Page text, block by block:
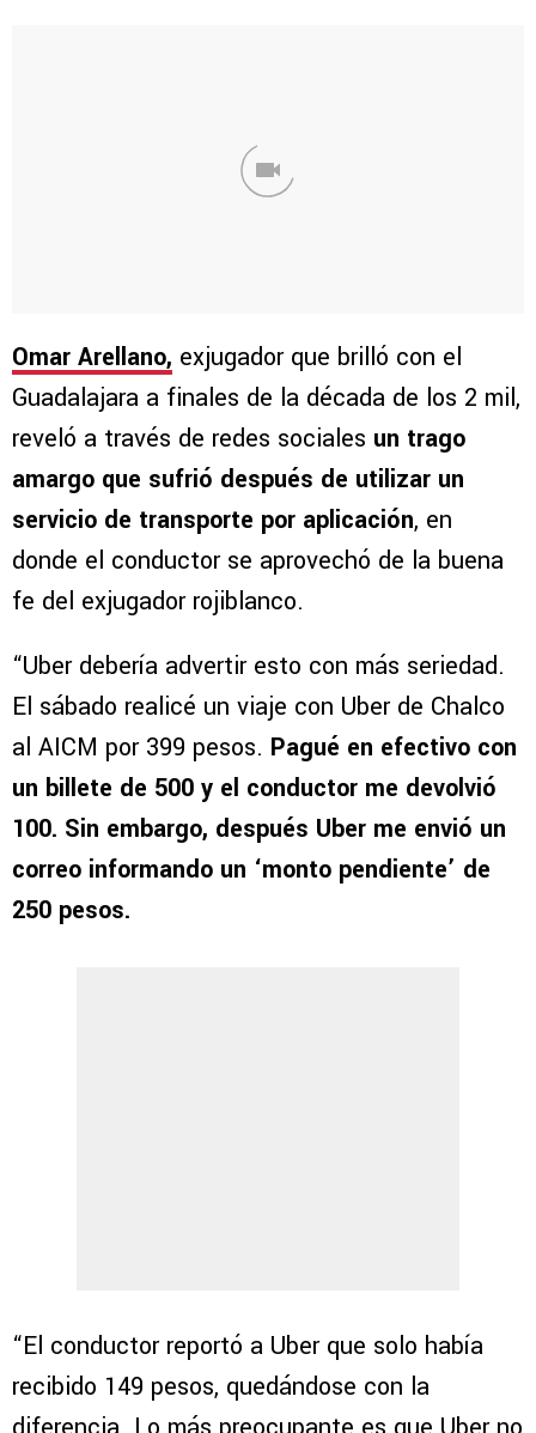
Omar Arellano, exjugador que brilló con el
Guadalajara a finales de la década de los 2 mil,
reveló a través de redes sociales un trago
amargo que sufrió después de utilizar un
servicio de transporte por aplicación, en
donde el conductor se aprovechó de la buena
fe del exjugador rojiblanco.
“Uber debería advertir esto con más seriedad.
El sábado realicé un viaje con Uber de Chalco
al AICM por 399 pesos. Pagué en efectivo con
un billete de 500 y el conductor me devolvió
100. Sin embargo, después Uber me envió un
correo informando un ‘monto pendiente’ de
250 pesos.
“El conductor reportó a Uber que solo había
recibido 149 pesos, quedándose con la